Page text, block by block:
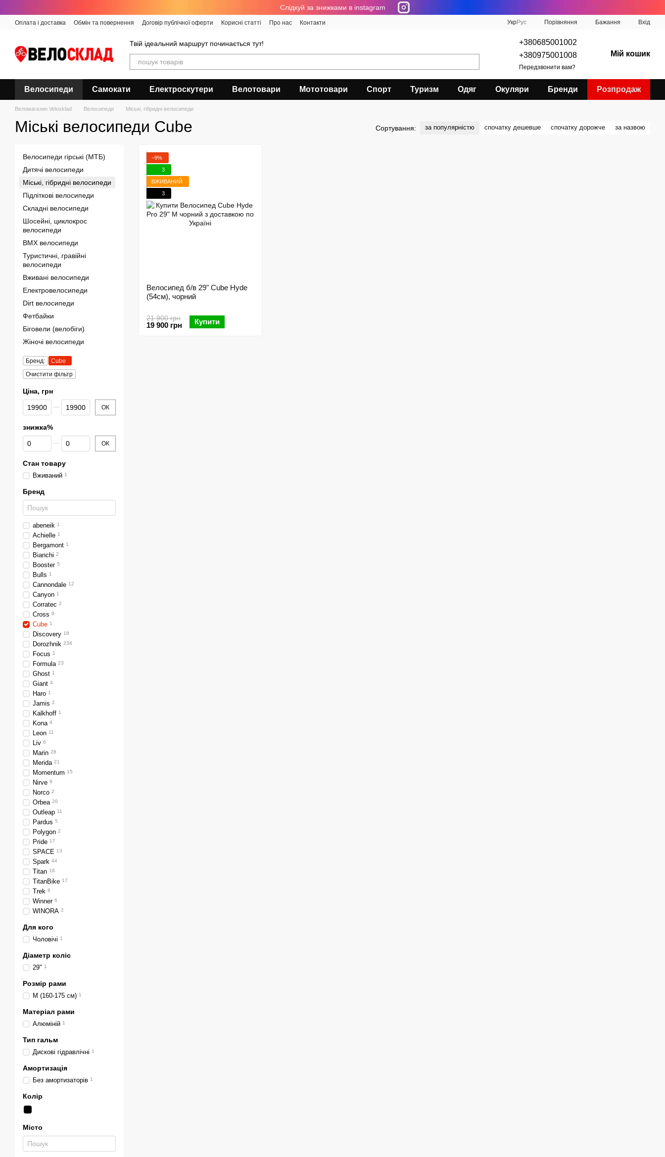
Cлідкуй за знижками в instagram
Оплата і доставка Обмін та повернення Договір публічної оферти Корисні статті Про нас Контакти УкрРус Порівняння Бажання Вхід
Твій ідеальний маршрут починається тут!
+380685001002
+380975001008
Передзвонити вам?
Мій кошик
Велосипеди Самокати Електроскутери Велотовари Мототовари Спорт Туризм Одяг Окуляри Бренди Розпродаж
Веломагазин Velosklad Велосипеди Міські, гібридні велосипеди
Міські велосипеди Cube Сортування: за популярністю спочатку дешевше спочатку дорожче за назвою
−9%
3
ВЖИВАНИЙ
3
Велосипед б/в 29" Cube Hyde
(54см), чорний
21 900 грн
19 900 грн Купити
Велосипеди гірські (МТБ)
Дитячі велосипеди
Міські, гібридні велосипеди
Підліткові велосипеди
Складні велосипеди
Шосейні, циклокрос
велосипеди
BMX велосипеди
Туристичні, гравійні
велосипеди
Вживані велосипеди
Електровелосипеди
Dirt велосипеди
Фетбайки
Біговели (велобіги)
Жіночі велосипеди
Бренд:
Cube
Очистити фільтр
Ціна, грн
Від Ціна, грн
До Ціна, грн ОК
знижка%
Від знижка%
До знижка% ОК
Стан товару
Вживаний 1
Бренд
abeneik 1
Achielle 1
Bergamont 1
Bianchi 2
Booster 5
Bulls 1
Cannondale 12
Canyon 1
Corratec 2
Cross 9
Cube 1
Discovery 18
Dorozhnik 234
Focus 1
Formula 23
Ghost 1
Giant 4
Haro 1
Jamis 2
Kalkhoff 1
Kona 4
Leon 11
Liv 6
Marin 28
Merida 21
Momentum 15
Nirve 9
Norco 2
Orbea 20
Outleap 11
Pardus 5
Polygon 2
Pride 17
SPACE 13
Spark 44
Titan 16
TitanBike 17
Trek 8
Winner 6
WINORA 2
Для кого
Чоловічі 1
Діаметр коліс
29" 1
Розмір рами
M (160-175 см) 1
Матеріал рами
Алюміній 1
Тип гальм
Дискові гідравлічні 1
Амортизація
Без амортизаторів 1
Колір
Місто